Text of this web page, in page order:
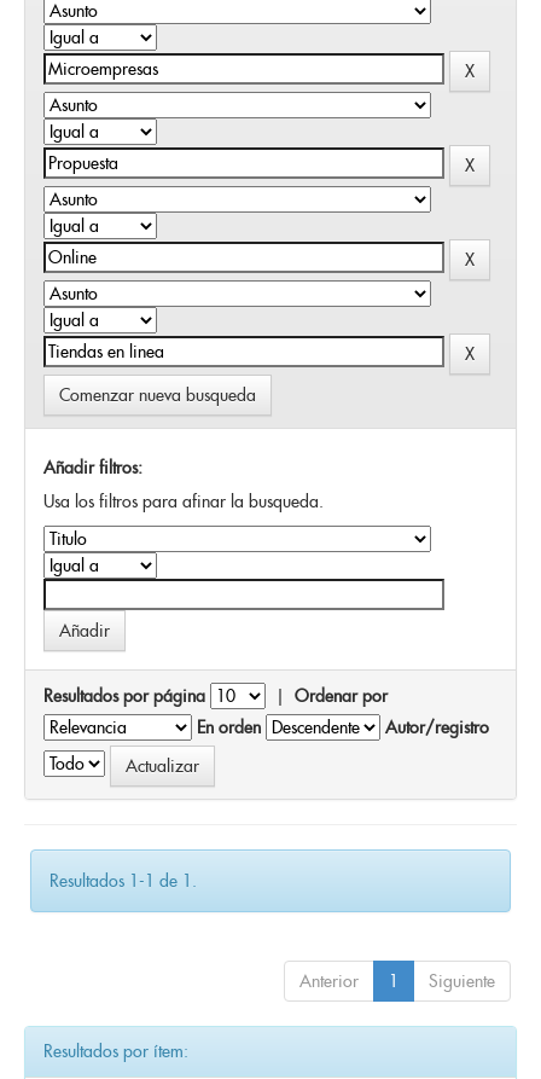
Comenzar nueva busqueda
Añadir filtros:
Usa los filtros para afinar la busqueda.
Resultados por página | Ordenar por
En orden
Autor/registro
Resultados 1-1 de 1.
Anterior 1 Siguiente
Resultados por ítem: